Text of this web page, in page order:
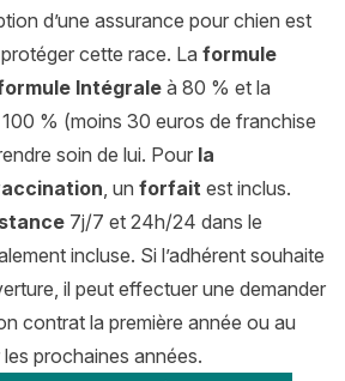
d’une assurance pour chien est
cette race. La formule
Intégraleà 80 % et la
% (moins 30 euros de franchise
soin de lui. Pour la
, un forfait est inclus.
7j/7 et 24h/24 dans le
incluse. Si l’adhérent souhaite
il peut effectuer une demander
contrat la première année ou au
prochaines années.